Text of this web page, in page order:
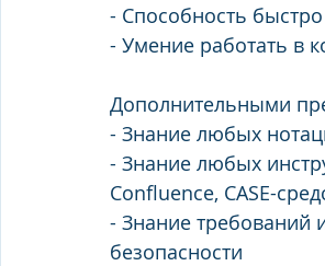
- Способность
- Умение работать в
Дополнительными
- Знание любых
- Знание любых
Confluence, CASE-
- Знание
безопасности